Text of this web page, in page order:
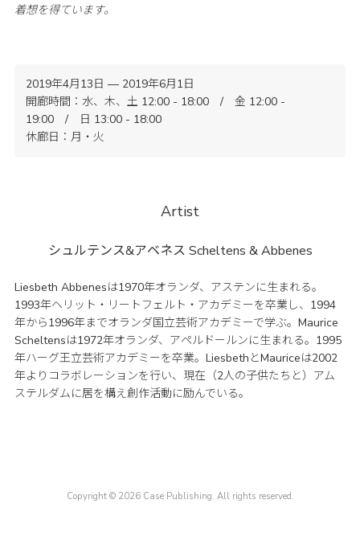
着想を得ています。
2019年4月13日 — 2019年6月1日
開廊時間：水、木、土 12:00 - 18:00 / 金 12:00 -
19:00 / 日 13:00 - 18:00
休廊日：月・火
Artist
シュルテンス&アベネス Scheltens & Abbenes
Liesbeth Abbenesは1970年オランダ、アステンに生まれる。
1993年ヘリット・リートフェルト・アカデミーを卒業し、1994
年から1996年までオランダ国立芸術アカデミーで学ぶ。Maurice
Scheltensは1972年オランダ、アペルドールンに生まれる。1995
年ハーグ王立芸術アカデミーを卒業。LiesbethとMauriceは2002
年よりコラボレーションを行い、現在（2人の子供たちと）アム
ステルダムに居を構え創作活動に励んでいる。
Copyright © 2026 Case Publishing. All rights reserved.